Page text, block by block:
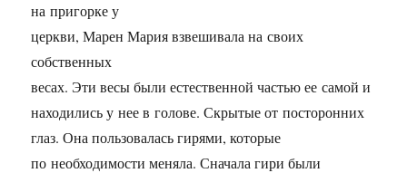
на пригорке у
церкви, Марен Мария взвешивала на своих
собственных
весах. Эти весы были естественной частью ее самой и
находились у нее в голове. Скрытые от посторонних
глаз. Она пользовалась гирями, которые
по необходимости меняла. Сначала гири были